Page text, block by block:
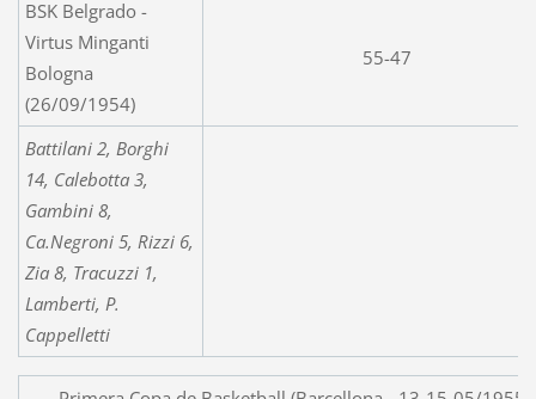
BSK Belgrado -
Virtus Minganti
Bologna
(26/09/1954)
55-47
Battilani 2, Borghi
14, Calebotta 3,
Gambini 8,
Ca.Negroni 5, Rizzi 6,
Zia 8, Tracuzzi 1,
Lamberti, P.
Cappelletti